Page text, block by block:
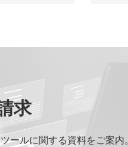
求
ールに関する資料をご案内。